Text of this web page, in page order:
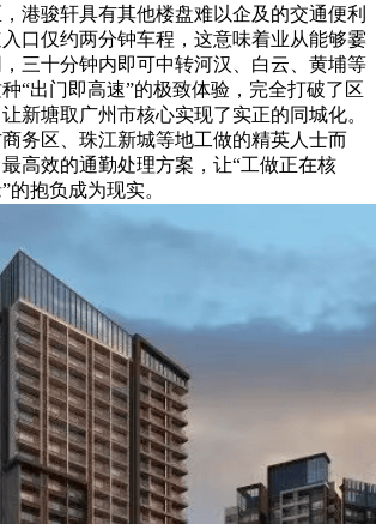
港骏轩具有其他楼盘难以企及的交通便利
口仅约两分钟车程，这意味着业从能够霎
三十分钟内即可中转河汉、白云、黄埔等
“出门即高速”的极致体验，完全打破了区
新塘取广州市核心实现了实正的同城化。
务区、珠江新城等地工做的精英人士而
高效的通勤处理方案，让“工做正在核
的抱负成为现实。